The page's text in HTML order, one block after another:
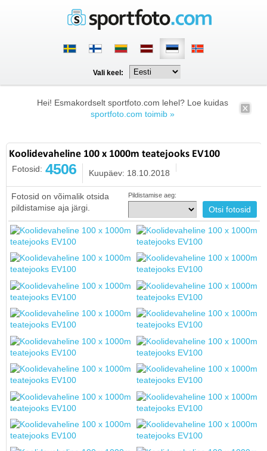
Vali keel:
Hei! Esmakordselt sportfoto.com lehel? Loe kuidas
sportfoto.com toimib »
Koolidevaheline 100 x 1000m teatejooks EV100
Fotosid: 4506 Kuupäev: 18.10.2018
Fotosid on võimalik otsida
pildistamise aja järgi.
Pildistamise aeg: